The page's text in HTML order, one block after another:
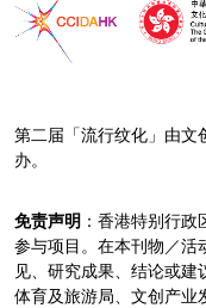
第二届「流行纹化」由文
办。
免责声明 ：香港特别行
参与项目。在本刊物／活
见、研究成果、结论或
体育及旅游局、文创产业